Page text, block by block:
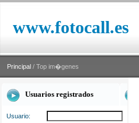
www.fotocall.es
Principal / Top im�genes
Usuarios registrados
Usuario: